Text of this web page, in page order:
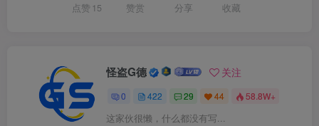
点赞 15 赞赏 分享 收藏
怪盗G德 关注
0 422 29 44 58.8W+
这家伙很懒，什么都没有写...